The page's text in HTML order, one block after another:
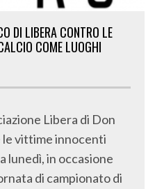
DI LIBERA CONTRO LE
COME LUOGHI
Libera di Don
vittime innocenti
lunedì, in occasione
di campionato di